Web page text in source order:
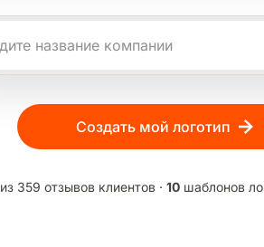
Создать мой логотип
из 359 отзывов клиентов · 10 шаблонов